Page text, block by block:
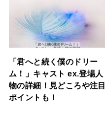
「君へと続く僕のドリー
ム！」キャスト ex.登場人
物の詳細！見どころや注目
ポイントも！